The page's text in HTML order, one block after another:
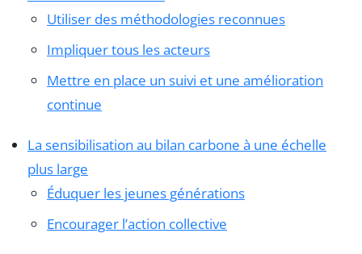
Utiliser des méthodologies reconnues
Impliquer tous les acteurs
Mettre en place un suivi et une amélioration
continue
La sensibilisation au bilan carbone à une échelle
plus large
Éduquer les jeunes générations
Encourager l’action collective